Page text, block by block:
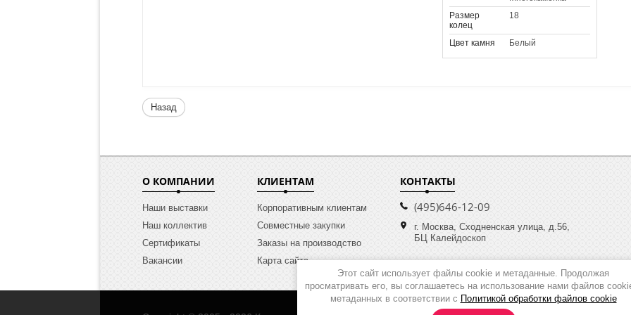
Этот сайт использует файлы cookie и метаданные. Продолжая
просматривать его, вы соглашаетесь на использование нами файлов
метаданных в соответствии с Политикой обработки файлов cookie
Размер
колец
18
Цвет камня Белый
Назад
О КОМПАНИИ
Наши выставки
Наш коллектив
Сертификаты
Вакансии
КЛИЕНТАМ
Корпоративным клиентам
Совместные закупки
Заказы на производство
Карта сайта
КОНТАКТЫ
(495)646-12-09
г. Москва, Сходненская улица, д.56,
БЦ Калейдоскоп